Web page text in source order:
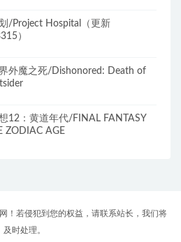
/Project Hospital（更新
）
外魔之死/Dishonored: Death of
12：黄道年代/FINAL FANTASY
ZODIAC AGE
！若侵犯到您的权益，请联系站长，我们将
及时处理。